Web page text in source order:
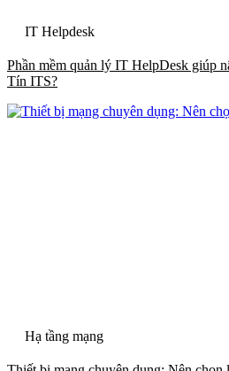
IT Helpdesk
Phần mềm quản lý IT HelpDesk giúp
Tín ITS?
Hạ tầng mạng